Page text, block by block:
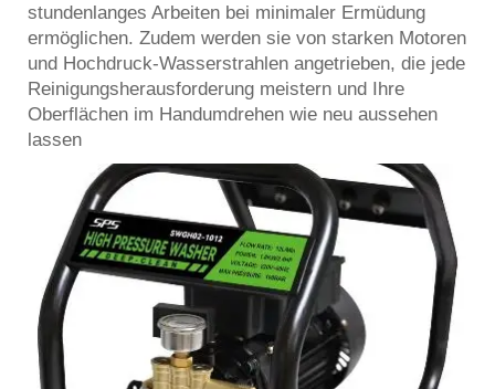
stundenlanges Arbeiten bei minimaler Ermüdung
ermöglichen. Zudem werden sie von starken Motoren
und Hochdruck-Wasserstrahlen angetrieben, die jede
Reinigungsherausforderung meistern und Ihre
Oberflächen im Handumdrehen wie neu aussehen
lassen